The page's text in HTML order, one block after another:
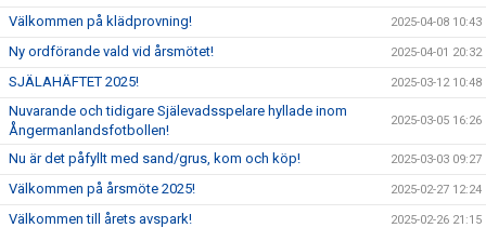
Välkommen på klädprovning! 2025-04-08 10:43
Ny ordförande vald vid årsmötet! 2025-04-01 20:32
SJÄLAHÄFTET 2025! 2025-03-12 10:48
Nuvarande och tidigare Själevadsspelare hyllade inom
Ångermanlandsfotbollen!
2025-03-05 16:26
Nu är det påfyllt med sand/grus, kom och köp! 2025-03-03 09:27
Välkommen på årsmöte 2025! 2025-02-27 12:24
Välkommen till årets avspark! 2025-02-26 21:15